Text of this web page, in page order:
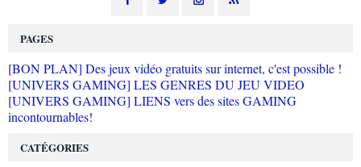
PAGES
[BON PLAN] Des jeux vidéo gratuits sur internet, c'est possible !
[UNIVERS GAMING] LES GENRES DU JEU VIDEO
[UNIVERS GAMING] LIENS vers des sites GAMING
incontournables!
CATÉGORIES